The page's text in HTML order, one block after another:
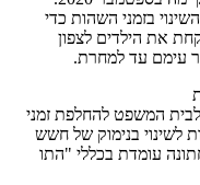
בזמני השהות כדי
את הילדים לצפון
עימם עד למחרת.
המשפט להחלפת זמני
בנימוק של חשש
עומדת בכללי "התו